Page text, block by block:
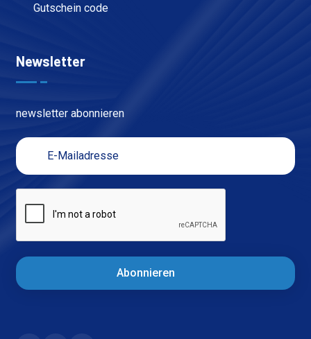
Gutschein code
Newsletter
newsletter abonnieren
Abonnieren